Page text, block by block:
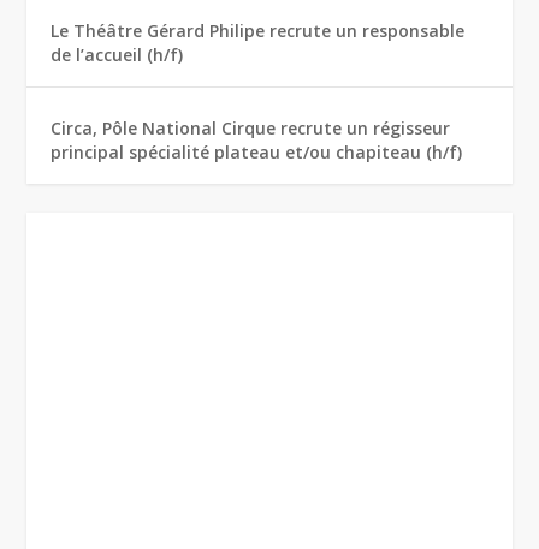
Le Théâtre Gérard Philipe recrute un responsable
de l’accueil (h/f)
Circa, Pôle National Cirque recrute un régisseur
principal spécialité plateau et/ou chapiteau (h/f)